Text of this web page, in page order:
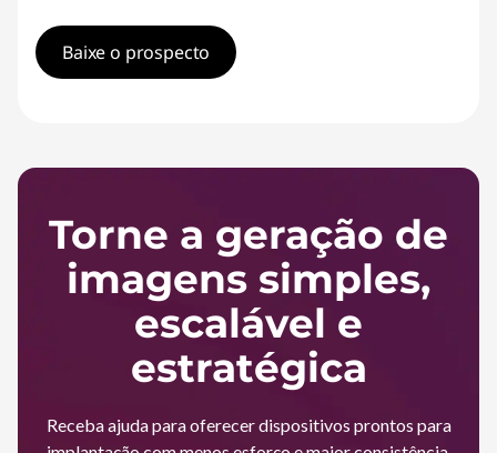
Baixe o prospecto
Torne a geração de
imagens simples,
escalável e
estratégica
Receba ajuda para oferecer dispositivos prontos para